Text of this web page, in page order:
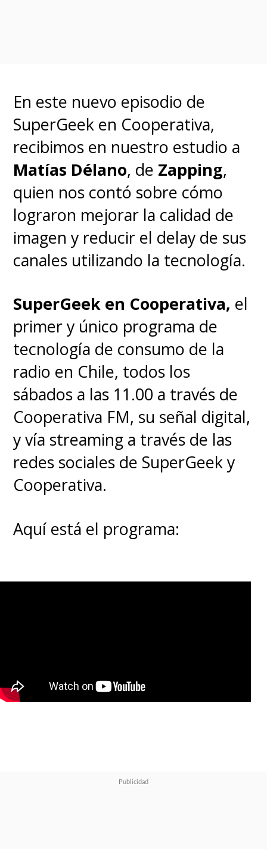
En este nuevo episodio de
SuperGeek en Cooperativa,
recibimos en nuestro estudio a
Matías Délano, de Zapping,
quien nos contó sobre cómo
lograron mejorar la calidad de
imagen y reducir el delay de sus
canales utilizando la tecnología.
SuperGeek en Cooperativa, el
primer y único programa de
tecnología de consumo de la
radio en Chile, todos los
sábados a las 11.00 a través de
Cooperativa FM, su señal digital,
y vía streaming a través de las
redes sociales de SuperGeek y
Cooperativa.
Aquí está el programa: